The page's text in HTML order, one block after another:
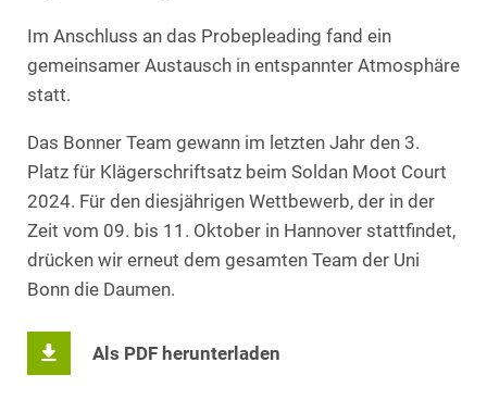
Im Anschluss an das Probepleading fand ein
gemeinsamer Austausch in entspannter Atmosphäre
statt.
Das Bonner Team gewann im letzten Jahr den 3.
Platz für Klägerschriftsatz beim Soldan Moot Court
2024. Für den diesjährigen Wettbewerb, der in der
Zeit vom 09. bis 11. Oktober in Hannover stattfindet,
drücken wir erneut dem gesamten Team der Uni
Bonn die Daumen.
Als PDF herunterladen